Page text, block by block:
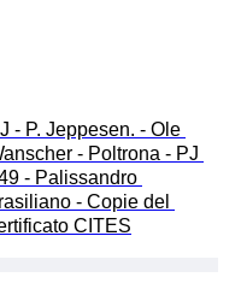
- P. Jeppesen. - Ole
- Poltrona - PJ
- Palissandro
- Copie del
CITES